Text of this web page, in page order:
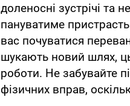
доленосні зустрічі та
пануватиме
вас почуватися
шукають новий шлях,
роботи. Не забувайте
фізичних вправ,